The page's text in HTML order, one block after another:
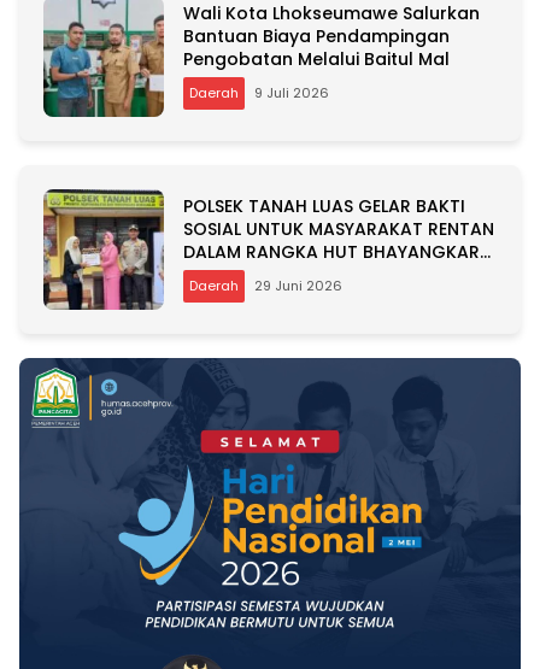
Wali Kota Lhokseumawe Salurkan
Bantuan Biaya Pendampingan
Pengobatan Melalui Baitul Mal
Daerah 9 Juli 2026
POLSEK TANAH LUAS GELAR BAKTI
SOSIAL UNTUK MASYARAKAT RENTAN
DALAM RANGKA HUT BHAYANGKARA
KE-80
Daerah 29 Juni 2026